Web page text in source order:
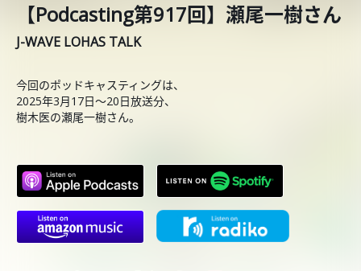
【Podcasting第917回】瀬尾一樹さん
J-WAVE LOHAS TALK
今回のポッドキャスティングは、
2025年3月17日～20日放送分、
樹木医の瀬尾一樹さん。